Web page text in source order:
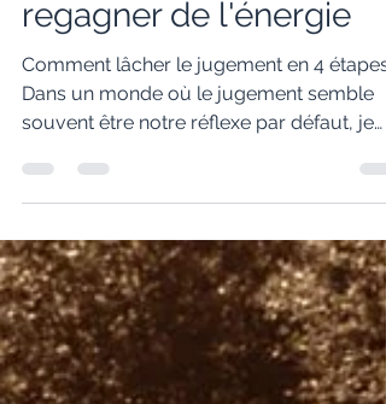
Véronique
28 août 2023
3 min de lecture
Arrêter de juger pour
regagner de l'énergie
Dans un monde où le jugement semble
souvent être notre réflexe par défaut, je
vous invite à...